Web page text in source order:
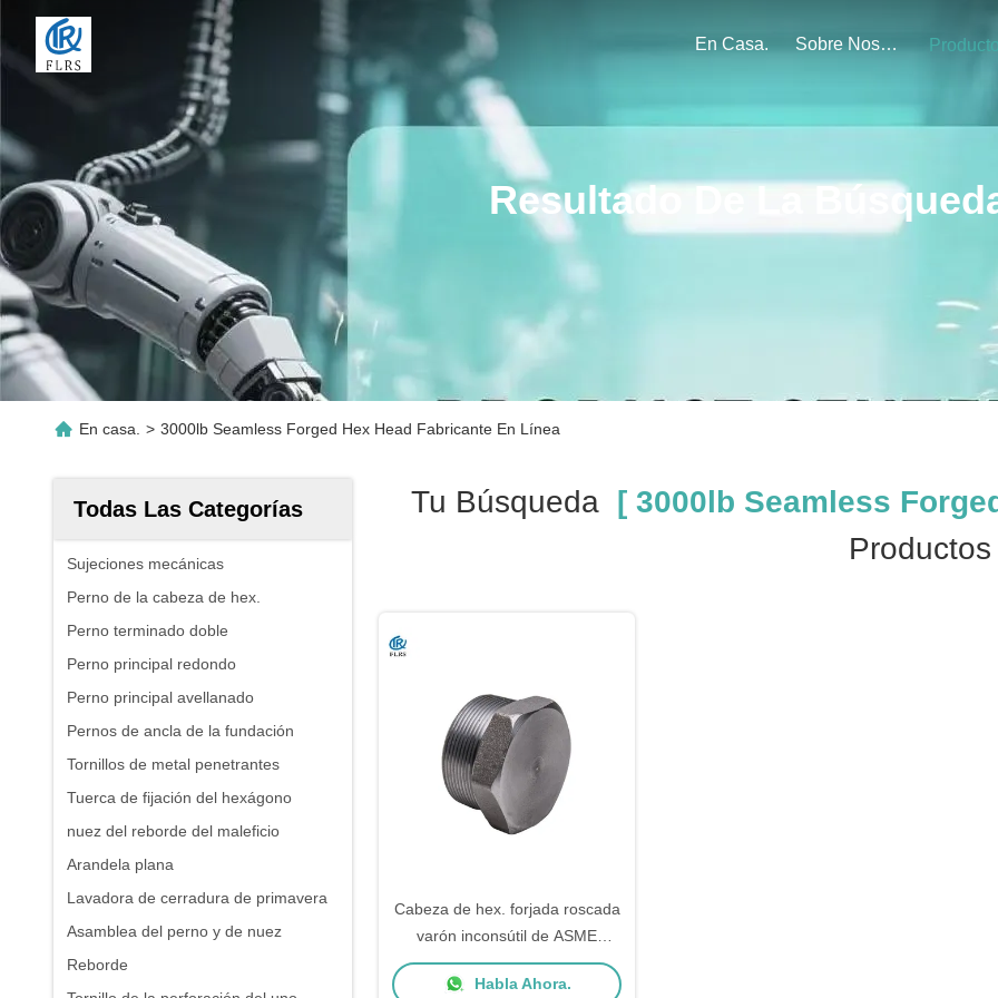
En Casa. Sobre Nosotros
Resultado De La
En casa. > 3000lb Seamless Forged Hex Head Fabricante En Línea
Todas Las Categorías
Sujeciones mecánicas
Perno de la cabeza de hex.
Perno terminado doble
Perno principal redondo
Perno principal avellanado
Pernos de ancla de la fundación
Tornillos de metal penetrantes
Tuerca de fijación del hexágono
nuez del reborde del maleficio
Arandela plana
Lavadora de cerradura de primavera
Asamblea del perno y de nuez
Reborde
Tu Búsqueda [ 3000lb Seamless
Productos
Cabeza de hex. forjada roscada
varón inconsútil de ASME
B16.11
Habla Ahora.